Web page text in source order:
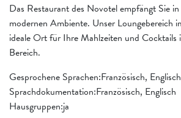
Das Restaurant des Novotel empfängt Sie
modernen Ambiente. Unser Loungebereich
ideale Ort für Ihre Mahlzeiten und Cocktails
Bereich.
Gesprochene Sprachen:Französisch, Englisch
Sprachdokumentation:Französisch, Englisch
Hausgruppen:ja